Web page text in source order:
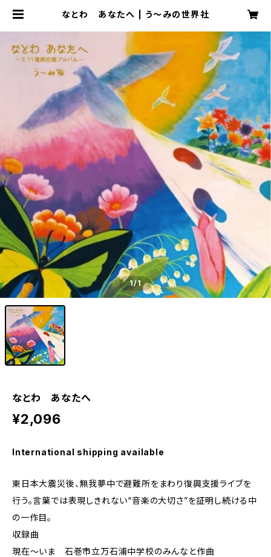
なとわ あなたへ | う～みの世界社
1/1
なとわ あなたへ
¥2,096
International shipping available
東日本大震災後、無我夢中で避難所をまわり復興支援ライブを
行う。言葉では表現しきれない“音楽の大切さ”を証明し続ける中
の一作目。
収録曲
現在～いま 石巻市立万石浦中学校のみんなと作曲